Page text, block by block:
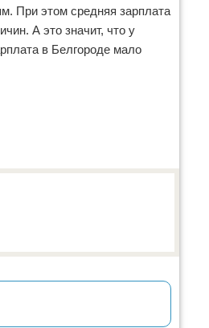
При этом средняя зарплата
А это значит, что у
в Белгороде мало